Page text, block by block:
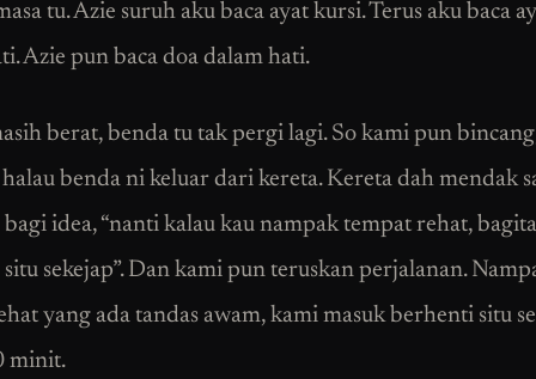
tu. Azie suruh aku baca ayat kursi. Terus aku baca
Azie pun baca doa dalam hati.
berat, benda tu tak pergi lagi. So kami pun
benda ni keluar dari kereta. Kereta dah mendak
idea, “nanti kalau kau nampak tempat rehat,
sekejap”. Dan kami pun teruskan perjalanan.
yang ada tandas awam, kami masuk berhenti situ
minit.